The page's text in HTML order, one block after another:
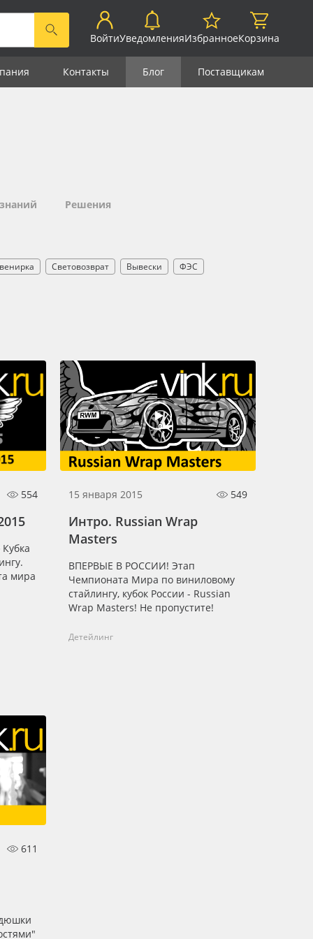
ВойтиУведомленияИзбранноеКорзина
Контакты Блог Поставщикам
Решения
Световозврат Вывески
ФЭС
554
мира
15 января 2015 549
Интро. Russian Wrap
Masters
ВПЕРВЫЕ В РОССИИ! Этап
Чемпионата Мира по виниловому
стайлингу, кубок России - Russian
Wrap Masters! Не пропустите!
Детейлинг
611